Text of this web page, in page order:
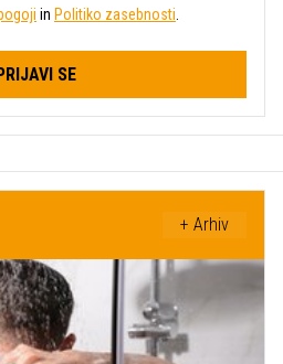
in Politiko zasebnosti.
SE
+ Arhiv